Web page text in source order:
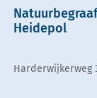
Heidepol
Harderwijkerweg